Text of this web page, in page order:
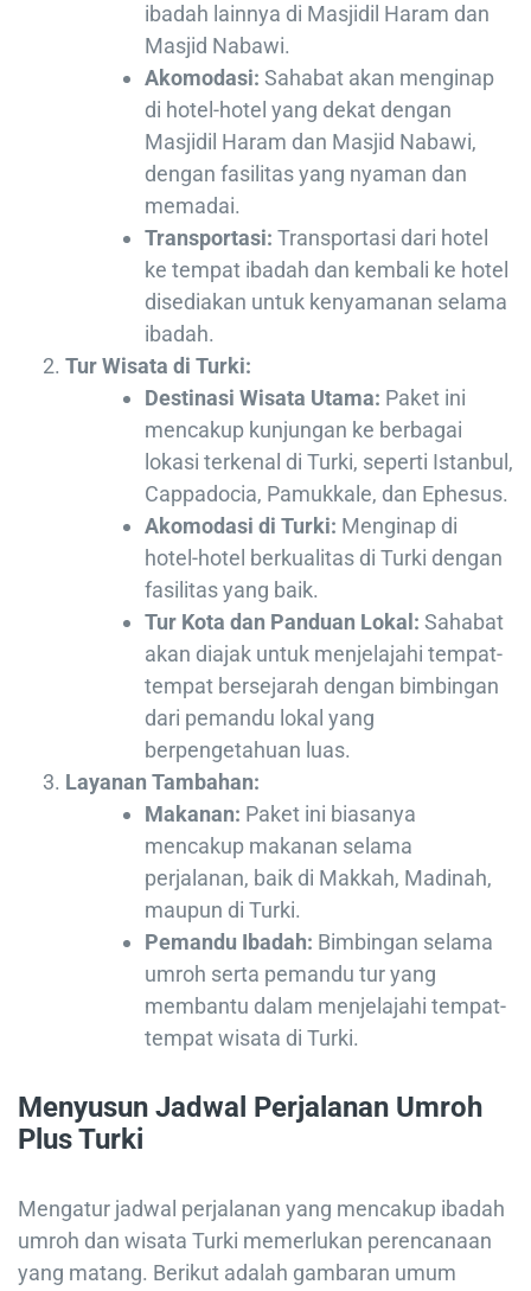
ibadah lainnya di Masjidil Haram dan
Masjid Nabawi.
Akomodasi: Sahabat akan menginap
di hotel-hotel yang dekat dengan
Masjidil Haram dan Masjid Nabawi,
dengan fasilitas yang nyaman dan
memadai.
Transportasi: Transportasi dari hotel
ke tempat ibadah dan kembali ke hotel
disediakan untuk kenyamanan selama
ibadah.
Tur Wisata di Turki:
Destinasi Wisata Utama: Paket ini
mencakup kunjungan ke berbagai
lokasi terkenal di Turki, seperti Istanbul,
Cappadocia, Pamukkale, dan Ephesus.
Akomodasi di Turki: Menginap di
hotel-hotel berkualitas di Turki dengan
fasilitas yang baik.
Tur Kota dan Panduan Lokal: Sahabat
akan diajak untuk menjelajahi tempat-
tempat bersejarah dengan bimbingan
dari pemandu lokal yang
berpengetahuan luas.
Layanan Tambahan:
Makanan: Paket ini biasanya
mencakup makanan selama
perjalanan, baik di Makkah, Madinah,
maupun di Turki.
Pemandu Ibadah: Bimbingan selama
umroh serta pemandu tur yang
membantu dalam menjelajahi tempat-
tempat wisata di Turki.
Menyusun Jadwal Perjalanan Umroh
Plus Turki
Mengatur jadwal perjalanan yang mencakup ibadah
umroh dan wisata Turki memerlukan perencanaan
yang matang. Berikut adalah gambaran umum